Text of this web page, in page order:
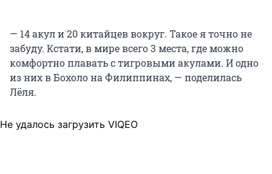
— 14 акул и 20 китайцев вокруг. Такое я точно не
забуду. Кстати, в мире всего 3 места, где можно
комфортно плавать с тигровыми акулами. И одно
из них в Бохоло на Филиппинах, — поделилась
Лёля.
Не удалось загрузить VIQEO